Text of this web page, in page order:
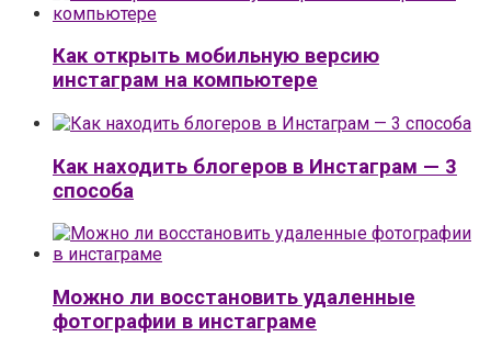
Как открыть мобильную версию
инстаграм на компьютере
Как находить блогеров в Инстаграм — 3
способа
Можно ли восстановить удаленные
фотографии в инстаграме